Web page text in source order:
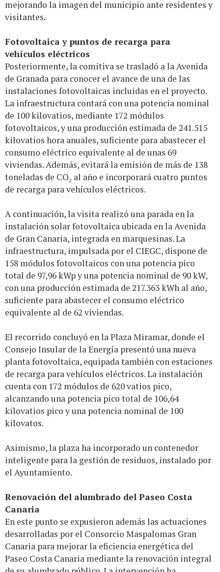
mejorando la imagen del municipio ante residentes y
visitantes.
Fotovoltaica y puntos de recarga para
vehículos eléctricos
Posteriormente, la comitiva se trasladó a la Avenida
de Granada para conocer el avance de una de las
instalaciones fotovoltaicas incluidas en el proyecto.
La infraestructura contará con una potencia nominal
de 100 kilovatios, mediante 172 módulos
fotovoltaicos, y una producción estimada de 241.515
kilovatios hora anuales, suficiente para abastecer el
consumo eléctrico equivalente al de unas 69
viviendas. Además, evitará la emisión de más de 138
toneladas de CO₂ al año e incorporará cuatro puntos
de recarga para vehículos eléctricos.
A continuación, la visita realizó una parada en la
instalación solar fotovoltaica ubicada en la Avenida
de Gran Canaria, integrada en marquesinas. La
infraestructura, impulsada por el CIEGC, dispone de
158 módulos fotovoltaicos con una potencia pico
total de 97,96 kWp y una potencia nominal de 90 kW,
con una producción estimada de 217.363 kWh al año,
suficiente para abastecer el consumo eléctrico
equivalente al de 62 viviendas.
El recorrido concluyó en la Plaza Miramar, donde el
Consejo Insular de la Energía presentó una nueva
planta fotovoltaica, equipada también con estaciones
de recarga para vehículos eléctricos. La instalación
cuenta con 172 módulos de 620 vatios pico,
alcanzando una potencia pico total de 106,64
kilovatios pico y una potencia nominal de 100
kilovatos.
Asimismo, la plaza ha incorporado un contenedor
inteligente para la gestión de residuos, instalado por
el Ayuntamiento.
Renovación del alumbrado del Paseo Costa
Canaria
En este punto se expusieron además las actuaciones
desarrolladas por el Consorcio Maspalomas Gran
Canaria para mejorar la eficiencia energética del
Paseo Costa Canaria mediante la renovación integral